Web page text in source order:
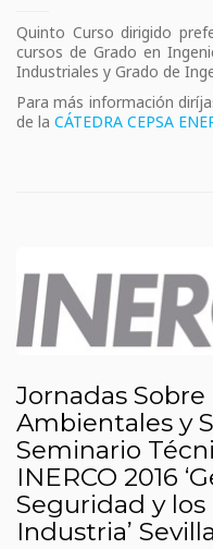
Quinto Curso dirigido
cursos de Grado en
Industriales y Grado de
Para más información
de la CÁTEDRA CEPSA
Jornadas Sobre
Ambientales y
Seminario
INERCO 2016
Seguridad y los
Industria’